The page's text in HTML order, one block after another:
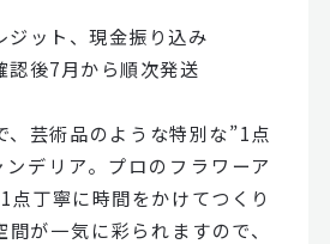
ジット、現金振り込み
認後7月から順次発送
、芸術品のような特別な”1点
デリア。プロのフラワーア
点丁寧に時間をかけてつくり
が一気に彩られますので、